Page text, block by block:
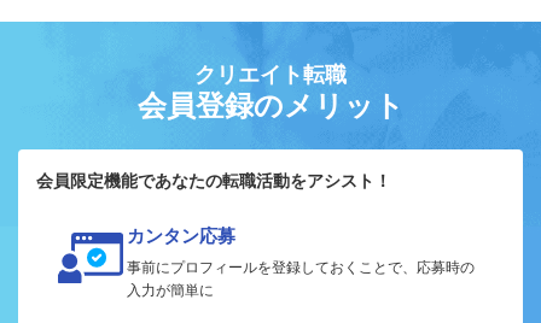
クリエイト転職
会員登録のメリット
会員限定機能であなたの転職活動をアシスト！
カンタン応募
事前にプロフィールを登録しておくことで、応募時の
入力が簡単に